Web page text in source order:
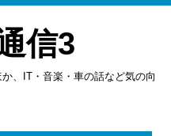
信3
、IT・音楽・車の話など気の向